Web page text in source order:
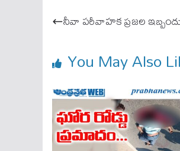
ok A
pp
నీవా పరీవాహక ప్రజల
You May Also